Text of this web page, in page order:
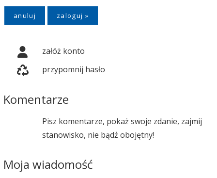
anuluj
załóż konto
przypomnij hasło
Komentarze
Pisz komentarze, pokaż swoje zdanie, zajmij
stanowisko, nie bądź obojętny!
Moja wiadomość